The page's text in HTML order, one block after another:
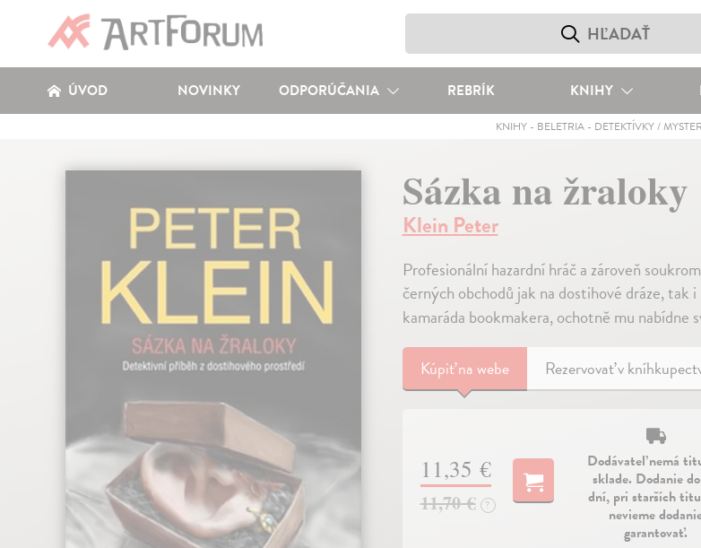
ÚVOD NOVINKY ODPORÚČANIA REBRÍK KNIHY
KNIHY- BELETRIA- DETEKTÍVKY /
Sázka na žraloky
Klein Peter
Profesionální hazardní hráč a zároveň
černých obchodů jak na dostihové dráze, tak
kamaráda bookmakera, ochotně mu nabídne
Kúpiťna webe Rezervovať v
11,35 €
11,70 € ?
Dodávateľ nemá
sklade. Dodanie
dní, pri starších
nevieme
garantovať.